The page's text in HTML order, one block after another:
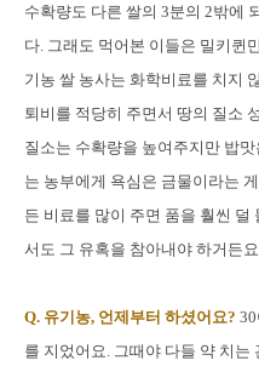
수확량도 다른 쌀의 3분의 2밖에
다. 그래도 먹어본 이들은 밀키퀸
기농 쌀 농사는 화학비료를 치지
퇴비를 적당히 주면서 땅의 질소
질소는 수확량을 높여주지만 밥
는 농부에게 욕심은 금물이라는
든 비료를 많이 주면 품을 훨씬 덜
서도 그 유혹을 참아내야 하거든요.
Q. 유기농, 언제부터 하셨어요?
를 지었어요. 그때야 다들 약 치